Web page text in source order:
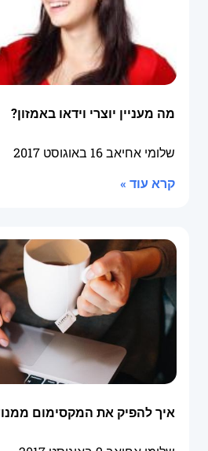
מה מעניין יוצרי וידאו באמזון?
שלומי אחיאב16 באוגוסט 2017
קרא עוד »
איך להפיק את המקסימום